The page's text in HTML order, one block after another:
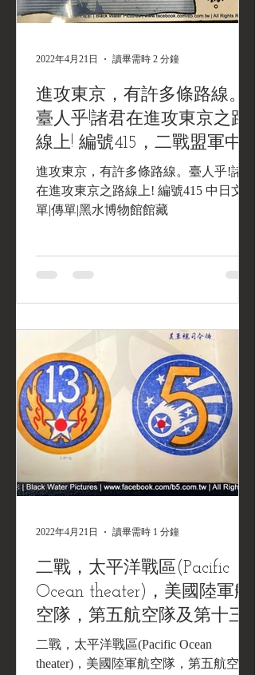
進攻東京，有許多條路線。
臺人乎!諸君在進攻東京之路
線上! 編號415，二戰盟軍中
日文傳單
進攻東京，有許多條路線。臺人乎!諸君
在進攻東京之路線上! 編號415 中日文傳
單|傳單|黑水博物館館藏
2022年4月21日 讀畢需時 2 分鐘
二戰，太平洋戰區(Pacific
Ocean theater)，美國陸軍航
空隊，第五航空隊及第十三
航空隊 傳單《Black Water
Museum Collections | 黑水博
二戰，太平洋戰區(Pacific Ocean
theater)，美國陸軍航空隊，第五航空隊
2022年4月21日 讀畢需時 1 分鐘